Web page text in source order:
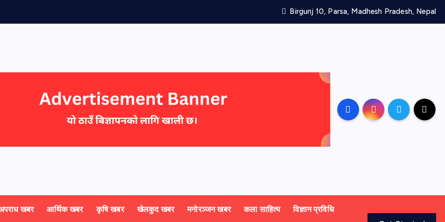
Birgunj 10, Parsa, Madhesh Pradesh, Nepal
खबर आर्थिक खबर कृषि खबर खेलकुद खबर मनोरञ्जन खबर कला साहित्य विज्ञान प्रविधि